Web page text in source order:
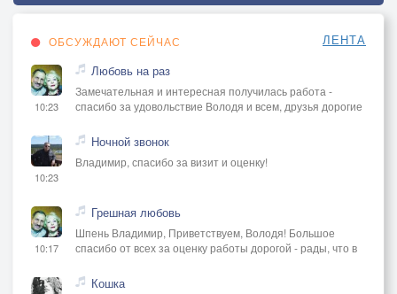
ОБСУЖДАЮТ СЕЙЧАС ЛЕНТА
10:23
Любовь на раз
Замечательная и интересная получилась работа -
спасибо за удовольствие Володя и всем, друзья дорогие
10:23
Ночной звонок
Владимир, спасибо за визит и оценку!
10:17
Грешная любовь
Шпень Владимир, Приветствуем, Володя! Большое
спасибо от всех за оценку работы дорогой - рады, что в
Кошка